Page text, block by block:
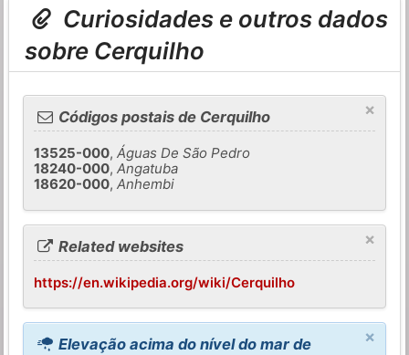
Curiosidades e outros dados
sobre Cerquilho
×
Códigos postais de Cerquilho
13525-000,Águas De São Pedro
18240-000,Angatuba
18620-000,Anhembi
×
Related websites
https://en.wikipedia.org/wiki/Cerquilho
×
Elevação acima do nível do mar de